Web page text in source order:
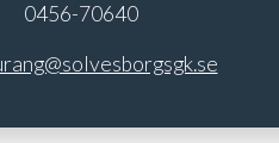
0456-70640